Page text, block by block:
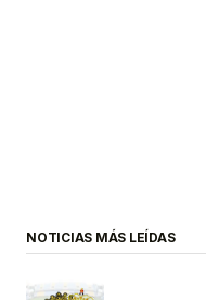
NOTICIAS MÁS LEÍDAS